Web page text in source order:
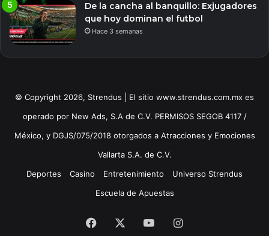
De la cancha al banquillo: Exjugadores
que hoy dominan el futbol
Hace 3 semanas
© Copyright 2026, Strendus | El sitio www.strendus.com.mx es
operado por New Ads, S.A de C.V. PERMISOS SEGOB 4117 /
México, y DGJS/075/2018 otorgados a Atracciones y Emociones
Vallarta S.A. de C.V.
Deportes
Casino Entretenimiento
Universo Strendus
Escuela de Apuestas
Facebook YouTubeInstagram